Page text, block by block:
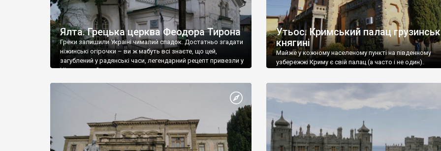
Ялта. Грецька церква Феодора Тирона
Греки залишили Україні чималий спадок. Достатньо згадати
ніжинські огірочки – ви ж мабуть всі знаєте, що цей,
загублений у радянські часи, легендарний рецепт привезли у
Ніжин греки?
Утьос. Кримський палац
княгині
Майже у кожному населеному пункті на південному
узбережжі Криму є свій палац (а часто і не один).